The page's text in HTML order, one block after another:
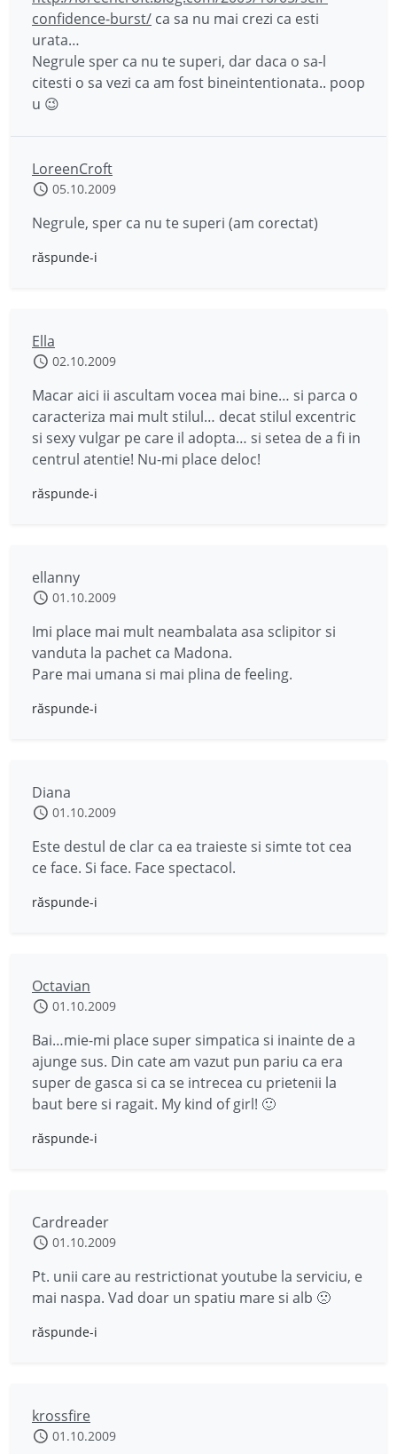
confidence-burst/ ca sa nu mai crezi ca esti
urata…
Negrule sper ca nu te superi, dar daca o sa-l
citesti o sa vezi ca am fost bineintentionata.. poop
u 😉
LoreenCroft
05.10.2009
Negrule, sper ca nu te superi (am corectat)
răspunde-i
Ella
02.10.2009
Macar aici ii ascultam vocea mai bine… si parca o
caracteriza mai mult stilul… decat stilul excentric
si sexy vulgar pe care il adopta… si setea de a fi in
centrul atentie! Nu-mi place deloc!
răspunde-i
ellanny
01.10.2009
Imi place mai mult neambalata asa sclipitor si
vanduta la pachet ca Madona.
Pare mai umana si mai plina de feeling.
răspunde-i
Diana
01.10.2009
Este destul de clar ca ea traieste si simte tot cea
ce face. Si face. Face spectacol.
răspunde-i
Octavian
01.10.2009
Bai…mie-mi place super simpatica si inainte de a
ajunge sus. Din cate am vazut pun pariu ca era
super de gasca si ca se intrecea cu prietenii la
baut bere si ragait. My kind of girl! 🙂
răspunde-i
Cardreader
01.10.2009
Pt. unii care au restrictionat youtube la serviciu, e
mai naspa. Vad doar un spatiu mare si alb 🙁
răspunde-i
krossfire
01.10.2009